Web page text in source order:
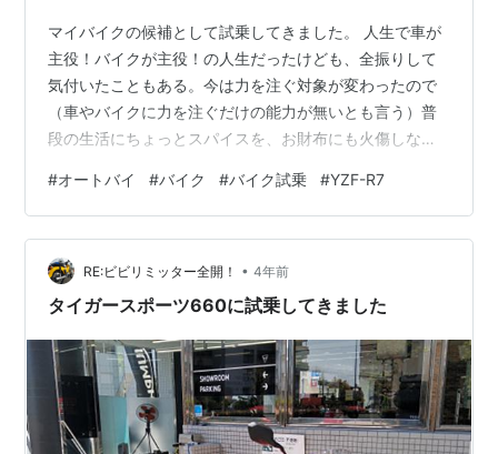
マイバイクの候補として試乗してきました。 人生で車が
主役！バイクが主役！の人生だったけども、全振りして
気付いたこともある。今は力を注ぐ対象が変わったので
（車やバイクに力を注ぐだけの能力が無いとも言う）普
段の生活にちょっとスパイスを、お財布にも火傷しない
でYZF-R7に試乗してきました。 最初から結論を。 自分
は物足りないと感じた 最初は慣れる＆車両の暖気も兼ね
てのんびりと。 さぁ、スロットルをしっかり開けていき
ますか！ あっ、速いけど刺激が無い。 と思いました。
この性能で１００万で買える。すごいこと。 ７００ccで
#オートバイ #バイク #バイク試乗 #YZF-R7
RE:ビビリミッター全開！ • 4年前
タイガースポーツ660に試乗してきました